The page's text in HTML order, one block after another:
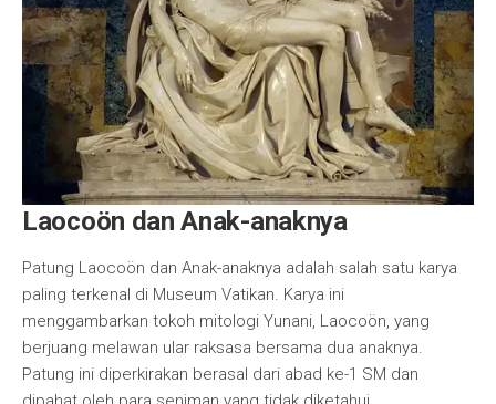
Laocoön dan Anak-anaknya
Patung Laocoön dan Anak-anaknya adalah salah satu karya
paling terkenal di Museum Vatikan. Karya ini
menggambarkan tokoh mitologi Yunani, Laocoön, yang
berjuang melawan ular raksasa bersama dua anaknya.
Patung ini diperkirakan berasal dari abad ke-1 SM dan